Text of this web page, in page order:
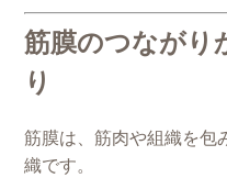
筋膜のつながり
り
筋膜は、筋肉や組織を包
織です。